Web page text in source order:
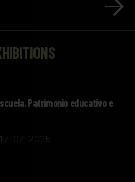
Patrimonio educativo e
07-2025